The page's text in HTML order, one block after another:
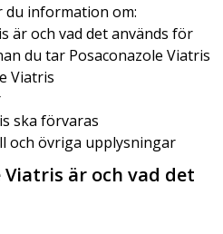
du information om:
är och vad det används för
du tar Posaconazole Viatris
Viatris
ska förvaras
och övriga upplysningar
Viatris är och vad det